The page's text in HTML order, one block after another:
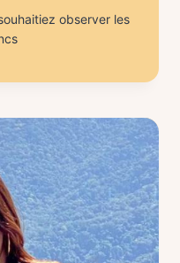
observer les